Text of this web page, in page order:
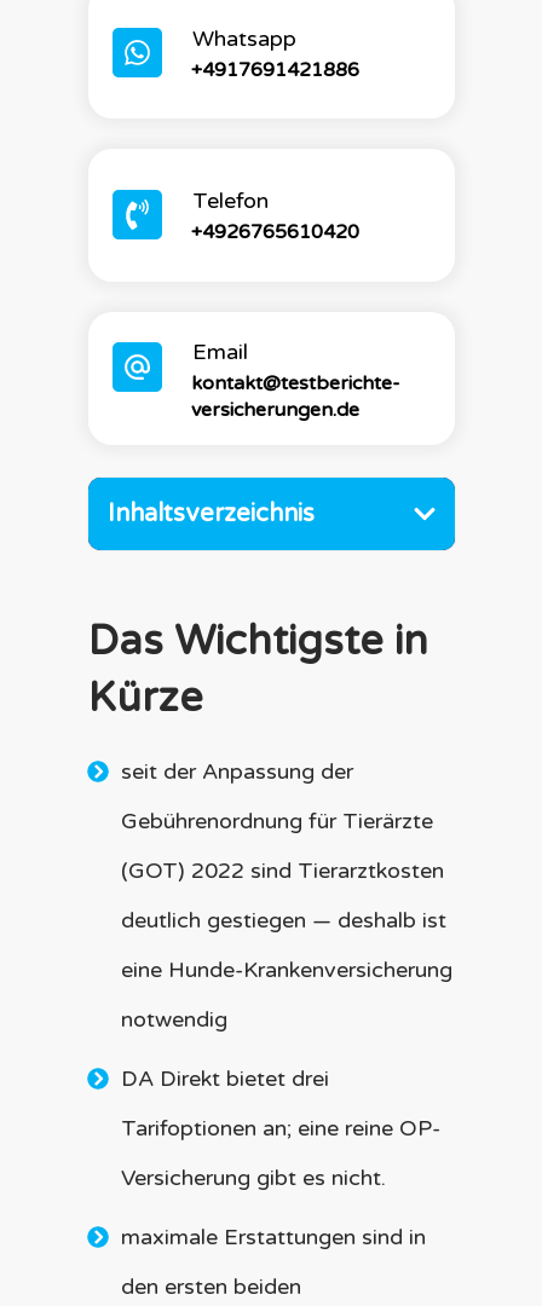
Whatsapp
+4917691421886
Telefon
+4926765610420
Email
kontakt@testberichte-
versicherungen.de
Inhaltsverzeichnis
Das Wichtigste in
Kürze
seit der Anpassung der
Gebührenordnung für Tierärzte
(GOT) 2022 sind Tierarztkosten
deutlich gestiegen — deshalb ist
eine Hunde-Krankenversicherung
notwendig
DA Direkt bietet drei
Tarifoptionen an; eine reine OP-
Versicherung gibt es nicht.
maximale Erstattungen sind in
den ersten beiden